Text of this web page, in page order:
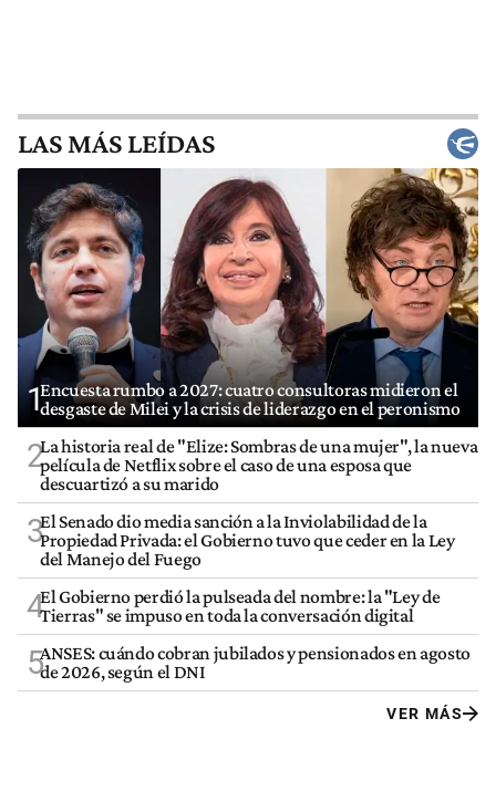
LAS MÁS LEÍDAS
1Encuesta rumbo a 2027: cuatro consultoras midieron el
desgaste de Milei y la crisis de liderazgo en el peronismo
2La historia real de "Elize: Sombras de una mujer", la nueva
película de Netflix sobre el caso de una esposa que
descuartizó a su marido
3El Senado dio media sanción a la Inviolabilidad de la
Propiedad Privada: el Gobierno tuvo que ceder en la Ley
del Manejo del Fuego
4El Gobierno perdió la pulseada del nombre: la "Ley de
Tierras" se impuso en toda la conversación digital
5ANSES: cuándo cobran jubilados y pensionados en agosto
de 2026, según el DNI
VER MÁS